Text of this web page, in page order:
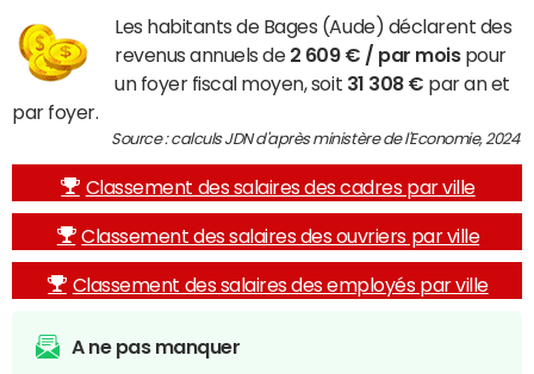
Les habitants de Bages (Aude) déclarent des
revenus annuels de 2 609 € / par moispour
un foyer fiscal moyen, soit 31 308 € par an et
par foyer.
Source : calculs JDN d'après ministère de l'Economie, 2024
Classement des salaires des cadres par ville
Classement des salaires des ouvriers par ville
Classement des salaires des employés par ville
A ne pas manquer